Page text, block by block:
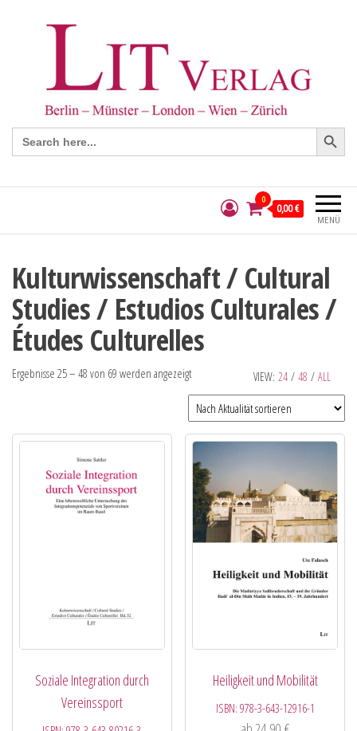
Search
for:
Search Button
MENÜ
0
0,00 €
Kulturwissenschaft / Cultural
Studies / Estudios Culturales /
Études Culturelles
VIEW: 24 / 48 / ALL
Ergebnisse 25 – 48 von 69 werden angezeigt
Soziale Integration durch
Vereinssport
Heiligkeit und Mobilität
ISBN: 978-3-643-12916-1